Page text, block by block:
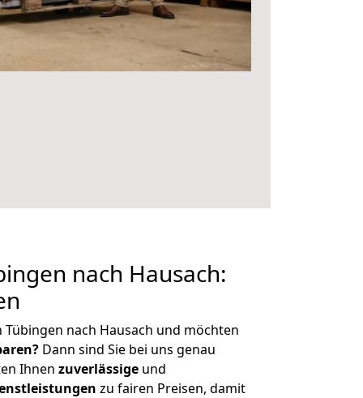
nach Hausach:
nach Hausach und möchten
Dann sind Sie bei uns genau
Ihnen zuverlässige und
zu fairen Preisen, damit